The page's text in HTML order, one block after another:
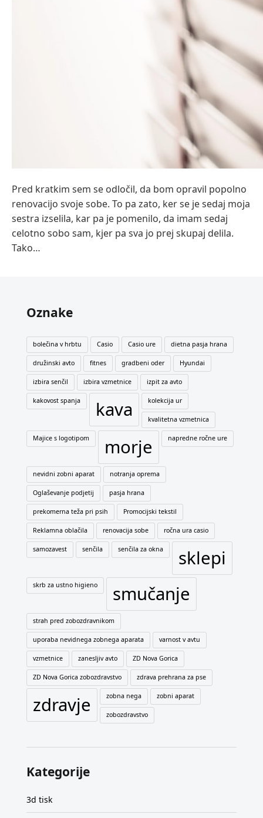
Pred kratkim sem se odločil, da bom opravil popolno
renovacijo svoje sobe. To pa zato, ker se je sedaj moja
sestra izselila, kar pa je pomenilo, da imam sedaj
celotno sobo sam, kjer pa sva jo prej skupaj delila.
Tako…
Oznake
bolečina v hrbtu Casio Casio ure dietna pasja hrana
družinski avto fitnes gradbeni oder Hyundai
izbira senčil izbira vzmetnice izpit za avto
kakovost spanja kava kolekcija ur
kvalitetna vzmetnica
Majice s logotipom morje napredne ročne ure
nevidni zobni aparat notranja oprema
Oglaševanje podjetij pasja hrana
prekomerna teža pri psih Promocijski tekstil
Reklamna oblačila renovacija sobe ročna ura casio
samozavest senčila senčila za okna sklepi
skrb za ustno higieno smučanje
strah pred zobozdravnikom
uporaba nevidnega zobnega aparata varnost v avtu
vzmetnice zanesljiv avto ZD Nova Gorica
ZD Nova Gorica zobozdravstvo zdrava prehrana za pse
zdravje zobna nega zobni aparat
zobozdravstvo
Kategorije
3d tisk